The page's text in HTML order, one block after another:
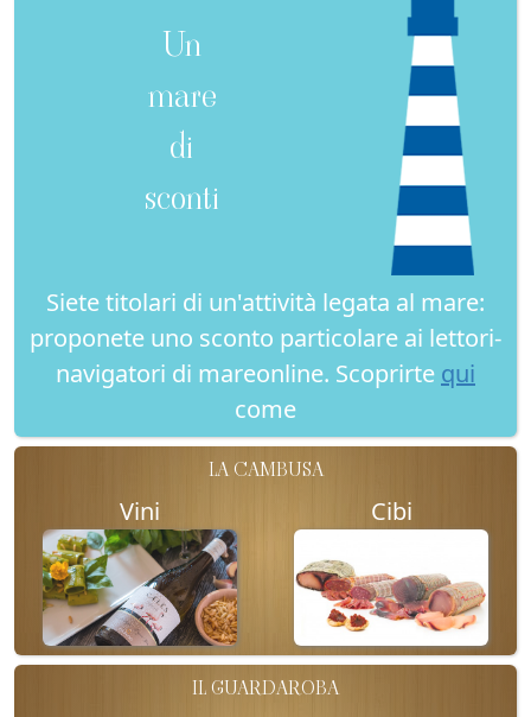
Un
mare
di
sconti
Siete titolari di un'attività legata al mare:
proponete uno sconto particolare ai lettori-
navigatori di mareonline. Scoprirte qui
come
LA CAMBUSA
Vini Cibi
IL GUARDAROBA